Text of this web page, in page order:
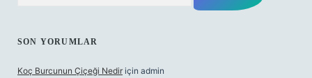
SON YORUMLAR
Koç Burcunun Çiçeği Nedir için admin